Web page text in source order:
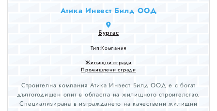
Атика Инвест Билд ООД
Бургас
Тип:Компания
Жилищни сгради
Промишлени сгради
Строителна компания Атика Инвест Билд ООД е с богат
дългогодишен опит в областта на жилищното строителство.
Специализирана в изграждането на качествени жилищни